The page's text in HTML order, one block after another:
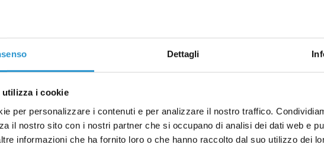
Dettagli
i cookie
per personalizzare i contenuti e per analizzare il nostro traffico.
il nostro sito con i nostri partner che si occupano di analisi dei dati web e
informazioni che ha fornito loro o che hanno raccolto dal suo utilizzo dei
una tecnica definita medicina di precisione secondo cui se si riescono ad scoprire